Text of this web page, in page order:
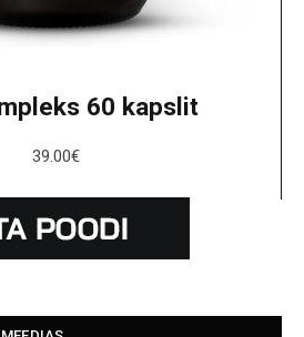
60 kapslit
39.00€